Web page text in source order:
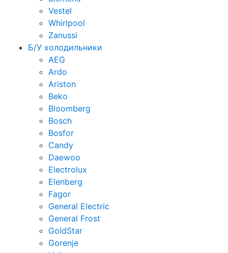
Vestel
Whirlpool
Zanussi
Б/У холодильники
AEG
Ardo
Ariston
Beko
Bloomberg
Bosch
Bosfor
Candy
Daewoo
Electrolux
Elenberg
Fagor
General Electric
General Frost
GoldStar
Gorenje